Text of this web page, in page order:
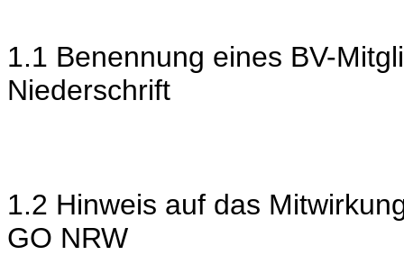
1.1 Benennung eines BV-
Niederschrift
1.2 Hinweis auf das
GO NRW